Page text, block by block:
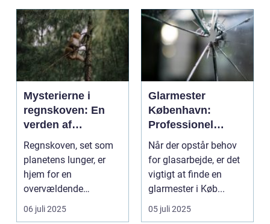
Mysterierne i
regnskoven: En
verden af
biodiversitet og
udfordringer
Regnskoven, set som
planetens lunger, er
hjem for en
overvældende
mangfoldighed af liv.
Med de...
06 juli 2025
Glarmester
København:
Professionel
service og
ekspertise
Når der opstår behov
for glasarbejde, er det
vigtigt at finde en
glarmester i Køb...
05 juli 2025